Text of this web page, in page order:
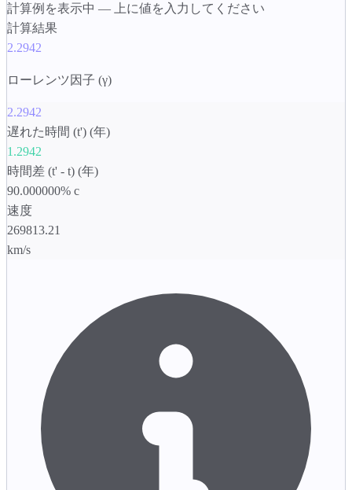
計算例を表示中 — 上に値を入力してください
計算結果
2.2942
ローレンツ因子 (γ)
2.2942
遅れた時間 (t') (年)
1.2942
時間差 (t' - t) (年)
90.000000% c
速度
269813.21
km/s